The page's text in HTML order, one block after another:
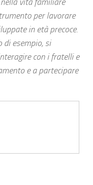
per lavorare
in età precoce.
di esempio, si
con i fratelli e
e a partecipare